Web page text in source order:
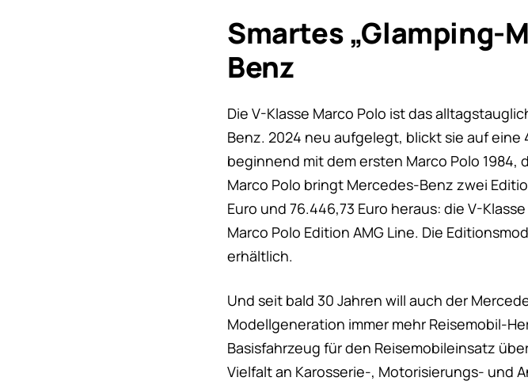
Smartes „Glamping-
Benz
Die V-Klasse Marco Polo ist das
Benz. 2024 neu aufgelegt, blickt sie auf
beginnend mit dem ersten Marco Polo 1984,
Marco Polo bringt Mercedes-Benz zwei
Euro und 76.446,73 Euro heraus: die V-
Marco Polo Edition AMG Line. Die
erhältlich.
Und seit bald 30 Jahren will auch der
Modellgeneration immer mehr Reisemobil-
Basisfahrzeug für den Reisemobileinsatz
Vielfalt an Karosserie-, Motorisierungs- und